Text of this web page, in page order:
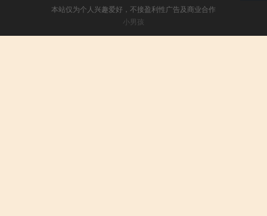
本站仅为个人兴趣爱好，不接盈利性广告及商业合作
小男孩